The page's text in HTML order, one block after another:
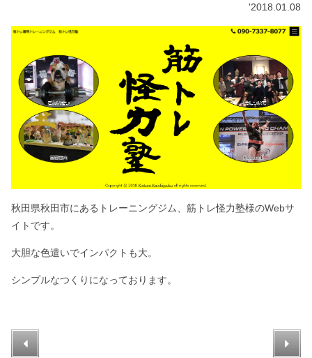
'2018.01.08
秋田県秋田市にあるトレーニングジム、筋トレ怪力塾様のWebサ
イトです。
大胆な色遣いでインパクトも大。
シンプルなつくりになっております。